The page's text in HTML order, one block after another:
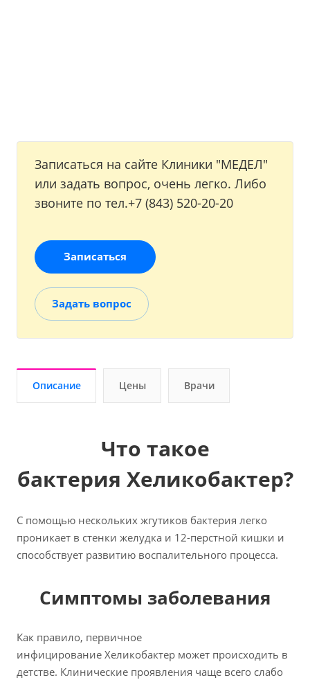
Записаться на сайте Клиники "МЕДЕЛ"
или задать вопрос, очень легко. Либо
звоните по тел.+7 (843) 520-20-20
Записаться
Задать вопрос
Описание Цены Врачи
Что такое
бактерия Хеликобактер?
С помощью нескольких жгутиков бактерия легко
проникает в стенки желудка и 12-перстной кишки и
способствует развитию воспалительного процесса.
Симптомы заболевания
Как правило, первичное
инфицирование Хеликобактер может происходить в
детстве. Клинические проявления чаще всего слабо